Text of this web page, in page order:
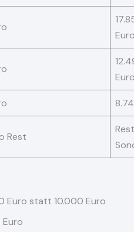
Rest
statt 10.000 Euro